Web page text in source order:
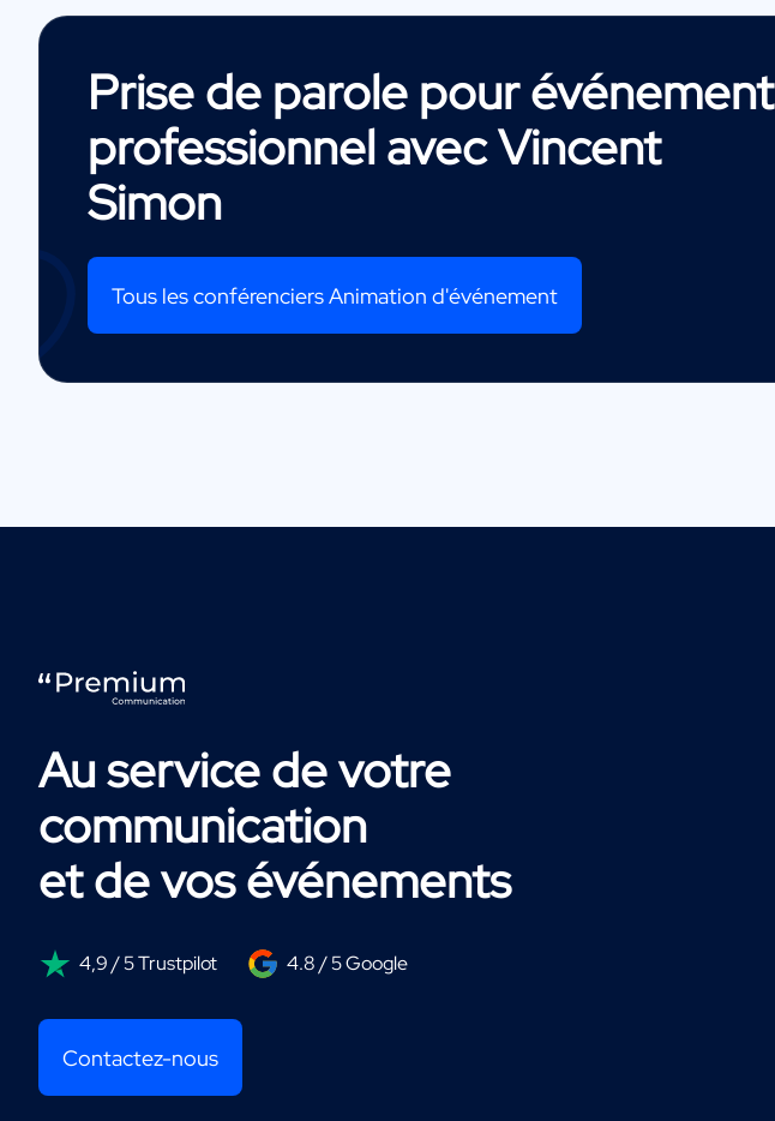
Prise de parole pour événement
professionnel avecVincent
Simon
Tous les conférenciers Animation d'événement
Au service de votre
communication
et de vos événements
4,9 / 5 Trustpilot 4.8 / 5 Google
Contactez-nous